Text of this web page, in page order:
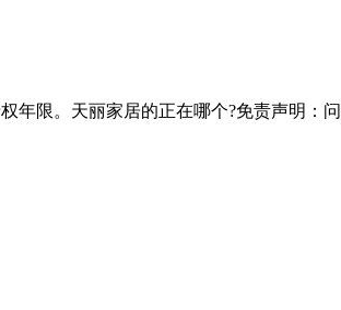
年限。天丽家居的正在哪个?免责声明：